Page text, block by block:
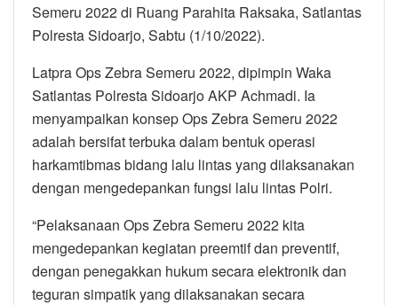
Semeru 2022 di Ruang Parahita Raksaka, Satlantas
Polresta Sidoarjo, Sabtu (1/10/2022).
Latpra Ops Zebra Semeru 2022, dipimpin Waka
Satlantas Polresta Sidoarjo AKP Achmadi. Ia
menyampaikan konsep Ops Zebra Semeru 2022
adalah bersifat terbuka dalam bentuk operasi
harkamtibmas bidang lalu lintas yang dilaksanakan
dengan mengedepankan fungsi lalu lintas Polri.
“Pelaksanaan Ops Zebra Semeru 2022 kita
mengedepankan kegiatan preemtif dan preventif,
dengan penegakkan hukum secara elektronik dan
teguran simpatik yang dilaksanakan secara